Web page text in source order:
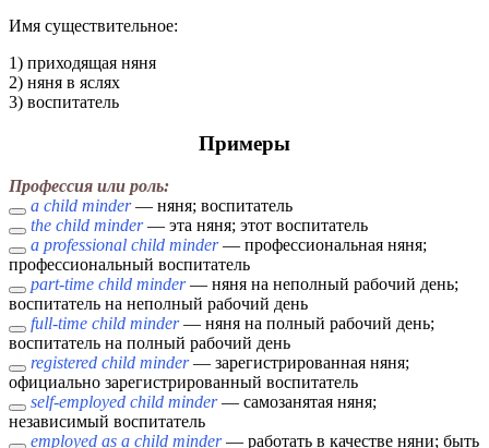
Имя cуществительное:
1) приходящая няня
2) няня в яслях
3) воспитатель
Примеры
Профессия или роль:
a child minder— няня; воспитатель
the child minder— эта няня; этот воспитатель
a professional child minder— профессиональная няня;
профессиональный воспитатель
part-time child minder— няня на неполный рабочий день;
воспитатель на неполный рабочий день
full-time child minder— няня на полный рабочий день;
воспитатель на полный рабочий день
registered child minder— зарегистрированная няня;
официально зарегистрированный воспитатель
self-employed child minder— самозанятая няня;
независимый воспитатель
employed as a child minder— работать в качестве няни; быть